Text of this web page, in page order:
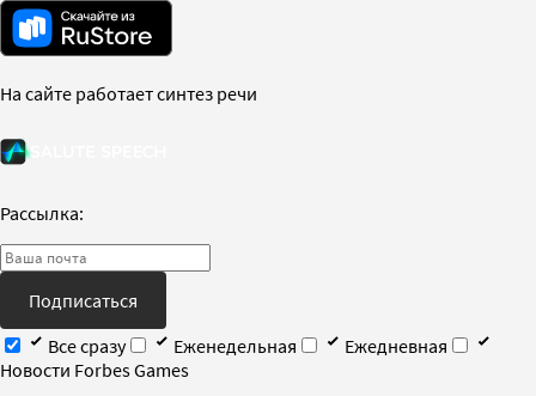
На сайте работает синтез речи
Рассылка:
Подписаться
Все сразу
Еженедельная
Ежедневная
Новости Forbes Games